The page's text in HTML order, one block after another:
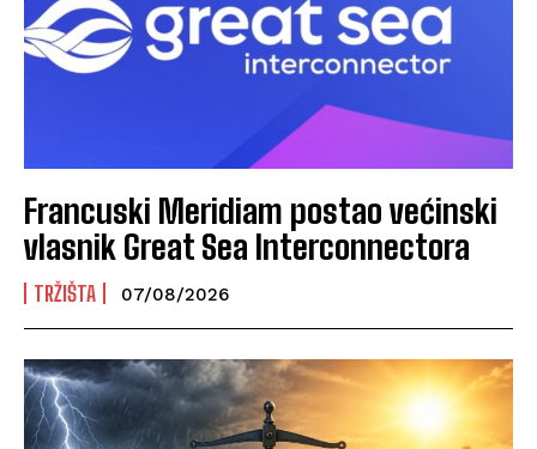
Francuski Meridiam postao većinski
vlasnik Great Sea Interconnectora
TRŽIŠTA 07/08/2026